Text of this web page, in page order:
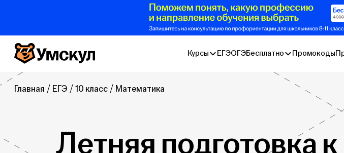
Умскул
Курсы ЕГЭОГЭБесплатно Промокоды
Главная ЕГЭ 10 класс Математика
Летняя подготовка